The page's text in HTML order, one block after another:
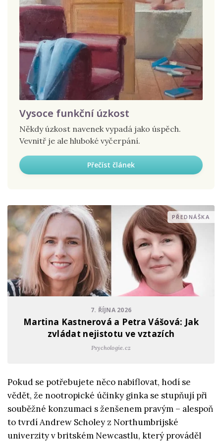
Vysoce funkční úzkost
Někdy úzkost navenek vypadá jako úspěch.
Vevnitř je ale hluboké vyčerpání.
Přečíst článek
PŘEDNÁŠKA
7. ŘÍJNA 2026
Martina Kastnerová a Petra Vášová: Jak
zvládat nejistotu ve vztazích
Psychologie.cz
Pokud se potřebujete něco nabiflovat, hodí se
vědět, že nootropické účinky ginka se stupňují při
souběžné konzumaci s ženšenem pravým – alespoň
to tvrdí Andrew Scholey z Northumbrijské
univerzity v britském Newcastlu, který prováděl